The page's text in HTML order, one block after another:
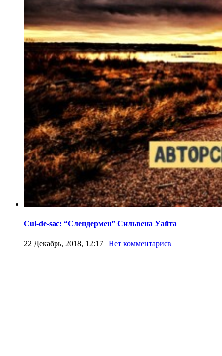
Cul-de-sac: “Слендермен” Сильвена Уайта
22 Декабрь, 2018, 12:17 | Нет комментариев